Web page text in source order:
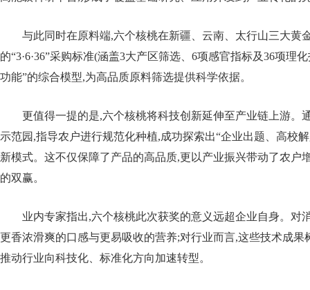
与此同时在原料端,六个核桃在新疆、云南、太行山三大黄
的“3·6·36”采购标准(涵盖3大产区筛选、6项感官指标及36项理
功能”的综合模型,为高品质原料筛选提供科学依据。
更值得一提的是,六个核桃将科技创新延伸至产业链上游。
示范园,指导农户进行规范化种植,成功探索出“企业出题、高校
新模式。这不仅保障了产品的高品质,更以产业振兴带动了农户
的双赢。
业内专家指出,六个核桃此次获奖的意义远超企业自身。对
更香浓滑爽的口感与更易吸收的营养;对行业而言,这些技术成
推动行业向科技化、标准化方向加速转型。